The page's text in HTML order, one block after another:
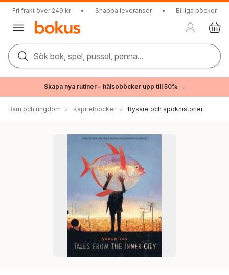
Fri frakt över 249 kr • Snabba leveranser • Billiga böcker
Sök bok, spel, pussel, penna...
Skapa nya rutiner – hälsoböcker upp till 50% →
Barn och ungdom Kapitelböcker Rysare och spökhistorier